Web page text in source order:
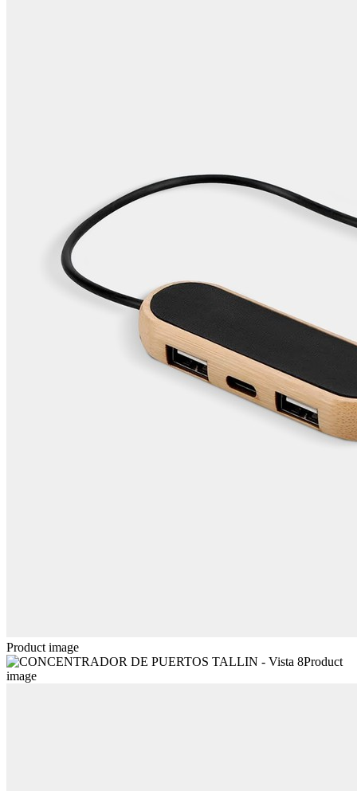
Product image
Product
image